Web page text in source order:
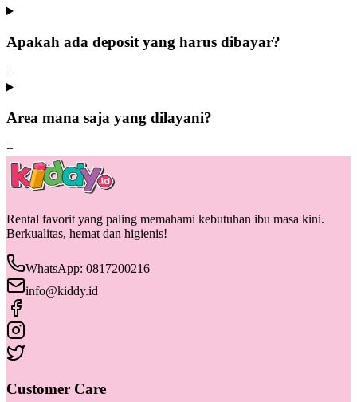
Apakah ada deposit yang harus dibayar?
+
Area mana saja yang dilayani?
+
Rental favorit yang paling memahami kebutuhan ibu masa kini.
Berkualitas, hemat dan higienis!
WhatsApp: 0817200216
info@kiddy.id
Customer Care